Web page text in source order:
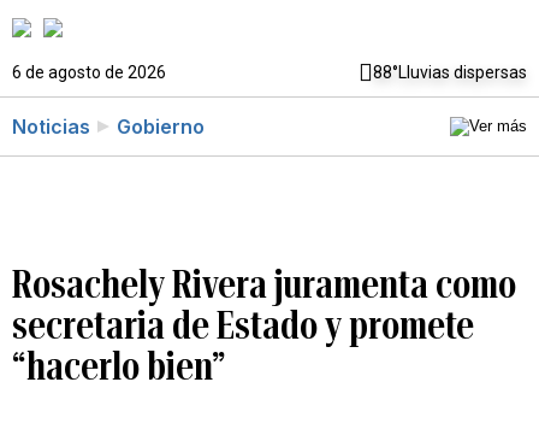
6 de agosto de 2026 88°Lluvias dispersas
Noticias Gobierno
Rosachely Rivera juramenta como
secretaria de Estado y promete
“hacerlo bien”